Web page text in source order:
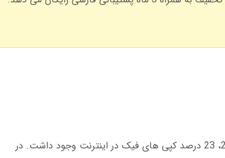
برای اندروید، حتماً از سایت رسمی نرم افزار دانلود کنید. در تست های اکتبر 2024، 23 درصد کپی های فیک در اینترنت وجود داشت. در